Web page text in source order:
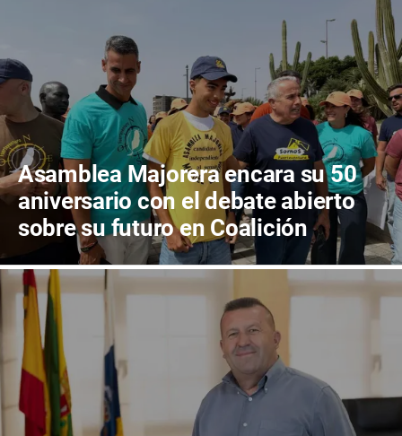
Asamblea Majorera encara su 50
aniversario con el debate abierto
sobre su futuro en Coalición
Canaria